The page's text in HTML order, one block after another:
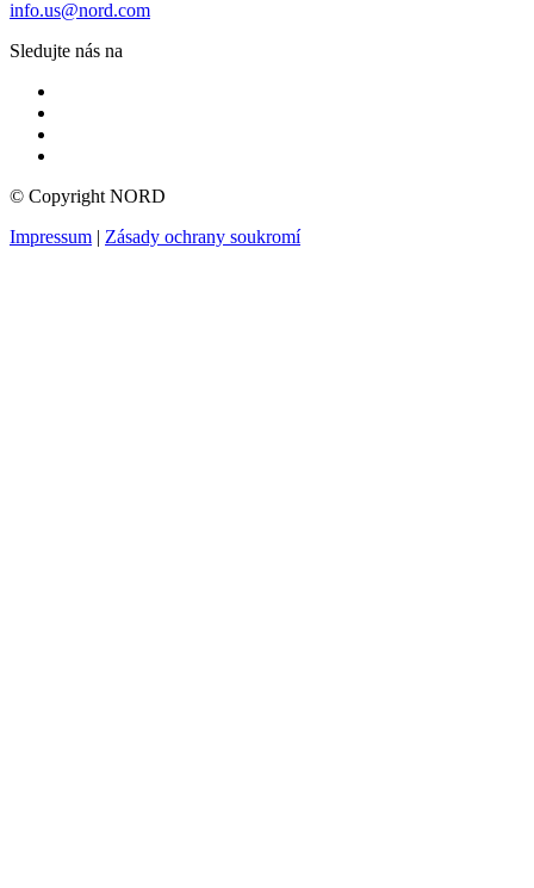
info.us@nord.com
Sledujte nás na
© Copyright NORD
Impressum | Zásady ochrany soukromí